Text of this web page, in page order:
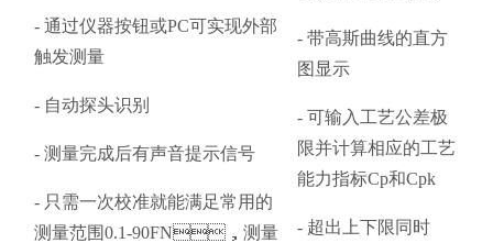
- 通过仪器按钮或PC可实现外部
触发测量
- 自动探头识别
- 测量完成后有声音提示信号
- 只需一次校准就能满足常用的
测量范围0.1-90FN，测量
- 带高斯曲线的直方
图显示
- 可输入工艺公差极
限并计算相应的工艺
能力指标Cp和Cpk
- 超出上下限同时